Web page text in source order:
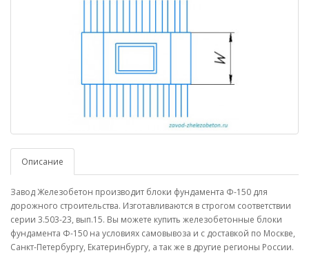
Описание
Завод Железобетон производит блоки фундамента Ф-150 для
дорожного строительства. Изготавливаются в строгом соответствии
серии 3.503-23, вып.15. Вы можете купить железобетонные блоки
фундамента Ф-150 на условиях самовывоза и с доставкой по Москве,
Санкт-Петербургу, Екатеринбургу, а так же в другие регионы России.